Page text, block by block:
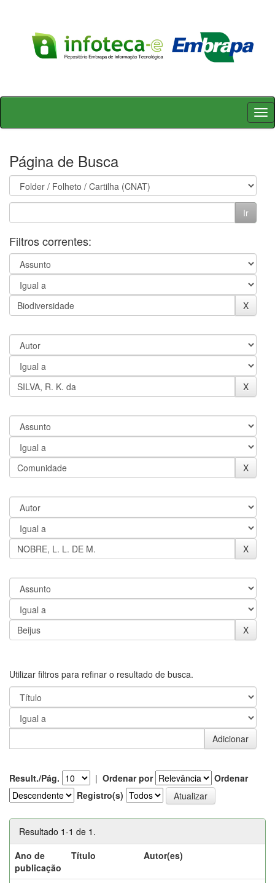
Skip
Página de Busca
Filtros correntes:
Utilizar filtros para refinar o resultado de busca.
Result./Pág. | Ordenar por
Ordenar
Registro(s)
Resultado 1-1 de 1.
Ano de
publicação
Título Autor(es)